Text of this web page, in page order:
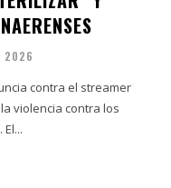
2026
contra el streamer
violencia contra los
habitantes del Conurbano bonaerense. El...